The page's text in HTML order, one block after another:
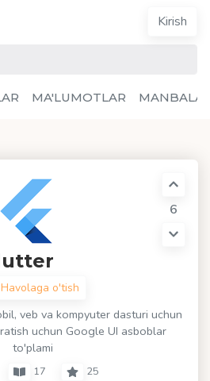
Kirish
MA'LUMOTLAR
Havolaga o'tish
veb va kompyuter dasturi uchun
uchun Google UI asboblar
to'plami
17 25
6